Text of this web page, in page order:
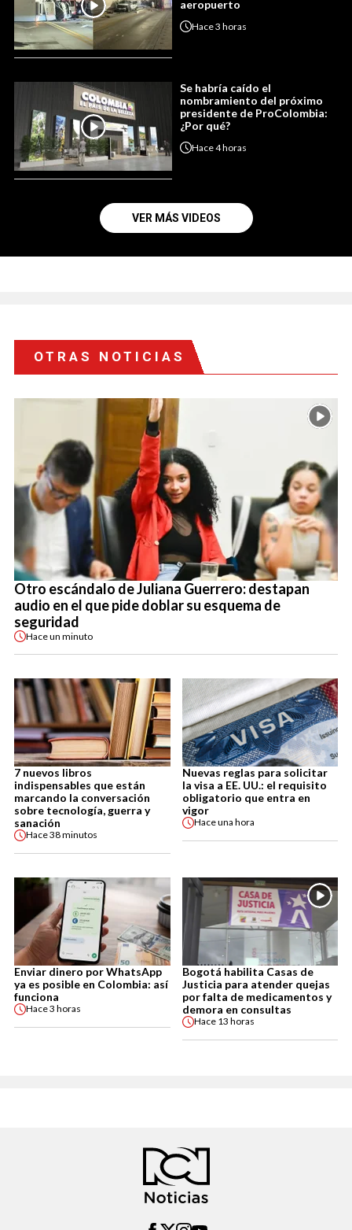
aeropuerto
Hace3 horas
Se habría caído el
nombramiento del próximo
presidente de ProColombia:
¿Por qué?
Hace4 horas
VER MÁS VIDEOS
OTRAS NOTICIAS
Otro escándalo de Juliana Guerrero: destapan
audio en el que pide doblar su esquema de
seguridad
Haceun minuto
7 nuevos libros
indispensables que están
marcando la conversación
sobre tecnología, guerra y
sanación
Hace38 minutos
Nuevas reglas para solicitar
la visa a EE. UU.: el requisito
obligatorio que entra en
vigor
Haceuna hora
Enviar dinero por WhatsApp
ya es posible en Colombia: así
funciona
Hace3 horas
Bogotá habilita Casas de
Justicia para atender quejas
por falta de medicamentos y
demora en consultas
Hace 13 horas